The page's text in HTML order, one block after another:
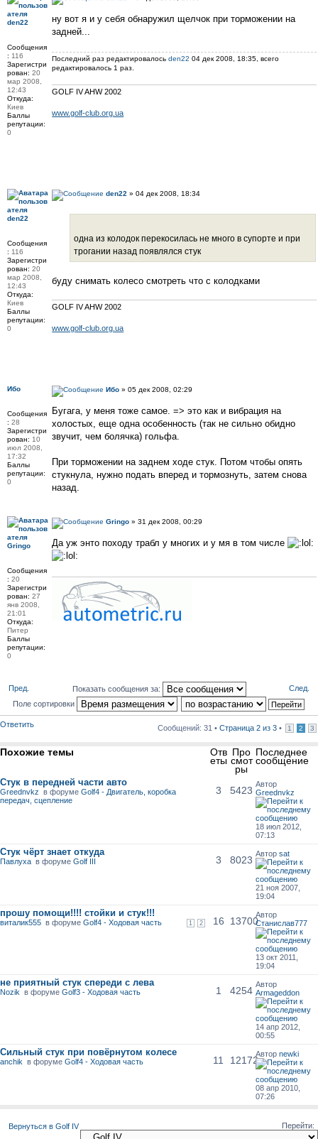
ну вот я и у себя обнаружил щелчок при торможении на
задней...
Последний раз редактировалосьden22 04 дек 2008, 18:35, всего
редактировалось 1 раз.
GOLF IV AHW 2002
www.golf-club.org.ua
den22
Сообщения
: 116
Зарегистри
рован: 20
мар 2008,
12:43
Откуда:
Киев
Баллы
репутации:
0
den22 » 04 дек 2008, 18:34
одна из колодок перекосилась не много в супорте и при
трогании назад появлялся стук
буду снимать колесо смотреть что с колодками
GOLF IV AHW 2002
www.golf-club.org.ua
den22
Сообщения
: 116
Зарегистри
рован: 20
мар 2008,
12:43
Откуда:
Киев
Баллы
репутации:
0
Ибо » 05 дек 2008, 02:29
Бугага, у меня тоже самое. => это как и вибрация на
холостых, еще одна особенность (так не сильно обидно
звучит, чем болячка) гольфа.
При торможении на заднем ходе стук. Потом чтобы опять
стукнула, нужно подать вперед и тормознуть, затем снова
назад.
Ибо
Сообщения
: 28
Зарегистри
рован: 10
июл 2008,
17:32
Баллы
репутации:
0
Gringo » 31 дек 2008, 00:29
Да уж энто походу трабл у многих и у мя в том числе
Gringo
Сообщения
: 20
Зарегистри
рован: 27
янв 2008,
21:01
Откуда:
Питер
Баллы
репутации:
0
Пред. След.
Показать сообщения за:
Поле сортировки
Ответить Сообщений: 31 • Страница 2 из 3 • 1 2 3
Похожие темы Отв
еты
Про
смот
ры
Последнее
сообщение
Стук в передней части авто
Greednvkz в форумеGolf4 - Двигатель, коробка
передач, сцепление
3 5423
Автор
Greednvkz
18 июл 2012,
07:13
Стук чёрт знает откуда
Павлуха в форумеGolf III 3 8023
Автор sat
21 ноя 2007,
19:04
прошу помощи!!!! стойки и стук!!!
1 2
виталик555 в форумеGolf4 - Ходовая часть 16 13700
Автор
Станислав777
13 окт 2011,
19:04
не приятный стук спереди с лева
Nozik в форумеGolf3 - Ходовая часть 1 4254
Автор
Armageddon
14 апр 2012,
00:55
Сильный стук при повёрнутом колесе
anchik в форумеGolf4 - Ходовая часть 11 12172
Автор newki
08 апр 2010,
07:26
Вернуться в Golf IV Перейти: